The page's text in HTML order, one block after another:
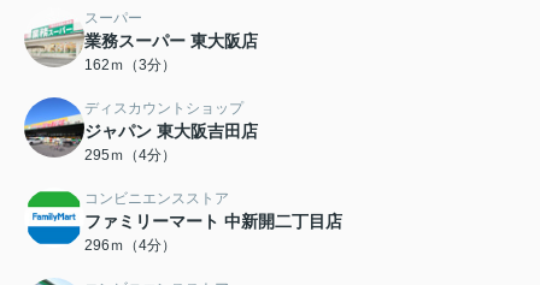
スーパー
業務スーパー 東大阪店
162ｍ（3分）
ディスカウントショップ
ジャパン 東大阪吉田店
295ｍ（4分）
コンビニエンスストア
ファミリーマート 中新開二丁目店
296ｍ（4分）